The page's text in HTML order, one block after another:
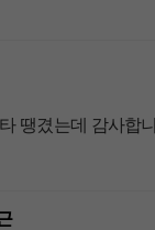
땡겼는데 감사합